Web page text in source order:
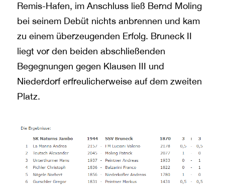
Remis-Hafen, im Anschluss ließ Bernd Moling
bei seinem Debüt nichts anbrennen und kam
zu einem überzeugenden Erfolg. Bruneck II
liegt vor den beiden abschließenden
Begegnungen gegen Klausen III und
Niederdorf erfreulicherweise auf dem zweiten
Platz.